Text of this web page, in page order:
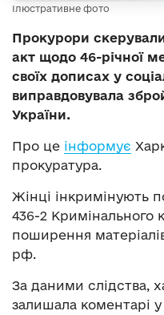
Ілюстративне фото
Прокурори
акт щодо 46-річної
своїх дописах у
виправдовувала
України.
Про це інформує
прокуратура.
Жінці інкримінують
436-2 Кримінального
поширення
рф.
За даними слідства,
залишала коментарі